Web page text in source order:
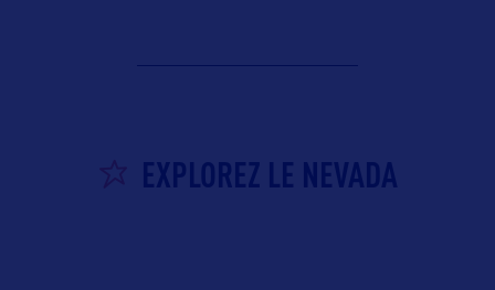
EXPLOREZ LE NEVADA